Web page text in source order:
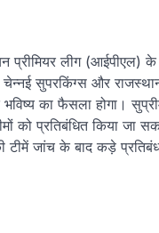
प्रीमियर लीग (आईपीएल)
सुपरकिंग्स और
का फैसला होगा।
को प्रतिबंधित किया जा
टीमें जांच के बाद कड़े